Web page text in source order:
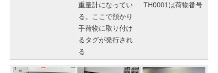
重量計になってい
る。ここで預かり
手荷物に取り付け
るタグが発行され
る
TH0001は荷物番号